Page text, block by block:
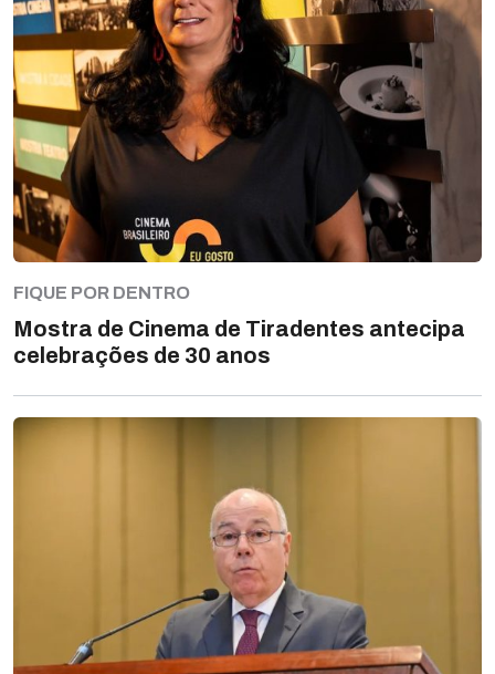
FIQUE POR DENTRO
Mostra de Cinema de Tiradentes antecipa
celebrações de 30 anos